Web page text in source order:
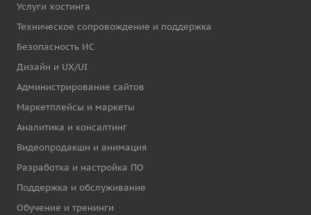
Услуги хостинга
Техническое сопровождение и поддержка
Безопасность ИС
Дизайн и UX/UI
Администрирование сайтов
Маркетплейсы и маркеты
Аналитика и консалтинг
Видеопродакшн и анимация
Разработка и настройка ПО
Поддержка и обслуживание
Обучение и тренинги